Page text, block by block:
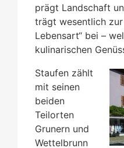
prägt Landschaft
trägt wesentlich
Lebensart“ bei –
kulinarischen
Staufen zählt
mit seinen
beiden
Teilorten
Grunern und
Wettelbrunn